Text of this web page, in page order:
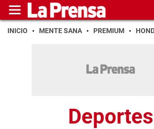
INICIO MENTE SANA PREMIUM
Deportes